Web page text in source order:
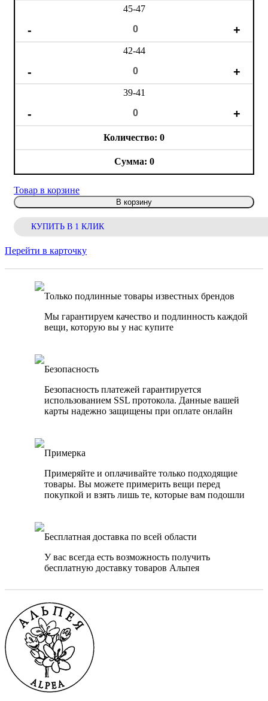
45-47
42-44
39-41
0
0
Товар в корзине
В корзину
КУПИТЬ В 1 КЛИК
Перейти в карточку
Только подлинные товары известных брендов
Мы гарантируем качество и подлинность каждой
вещи, которую вы у нас купите
Безопасность
Безопасность платежей гарантируется
использованием SSL протокола. Данные вашей
карты надежно защищены при оплате онлайн
Примерка
Примеряйте и оплачивайте только подходящие
товары. Вы можете примерить вещи перед
покупкой и взять лишь те, которые вам подошли
Бесплатная доставка по всей области
У вас всегда есть возможность получить
бесплатную доставку товаров Альпея